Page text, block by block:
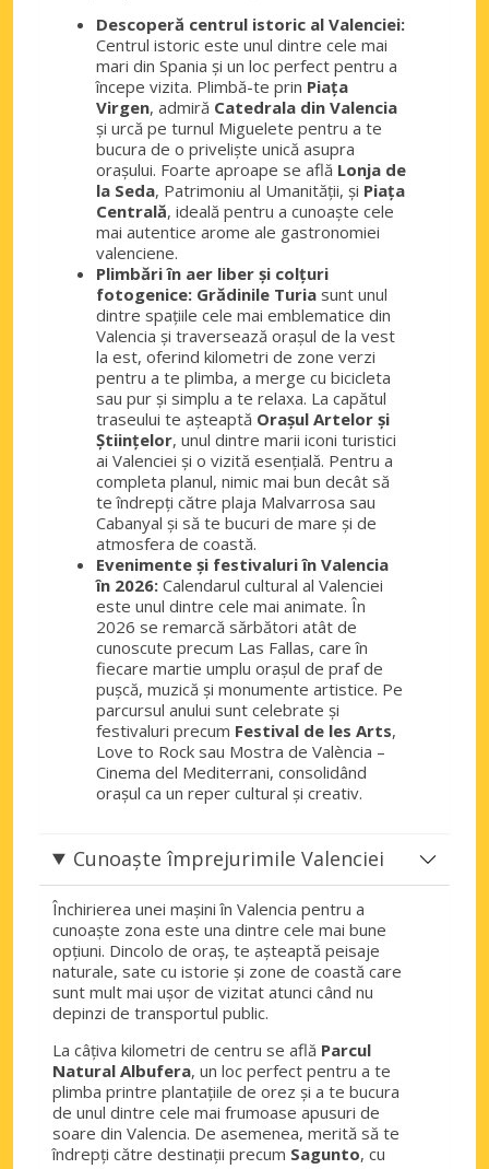
Descoperă centrul istoric al Valenciei:
Centrul istoric este unul dintre cele mai
mari din Spania și un loc perfect pentru a
începe vizita. Plimbă-te prin Piața
Virgen, admiră Catedrala din Valencia
și urcă pe turnul Miguelete pentru a te
bucura de o priveliște unică asupra
orașului. Foarte aproape se află Lonja de
la Seda, Patrimoniu al Umanității, și Piața
Centrală, ideală pentru a cunoaște cele
mai autentice arome ale gastronomiei
valenciene.
Plimbări în aer liber și colțuri
fotogenice: Grădinile Turia sunt unul
dintre spațiile cele mai emblematice din
Valencia și traversează orașul de la vest
la est, oferind kilometri de zone verzi
pentru a te plimba, a merge cu bicicleta
sau pur și simplu a te relaxa. La capătul
traseului te așteaptă Orașul Artelor și
Științelor, unul dintre marii iconi turistici
ai Valenciei și o vizită esențială. Pentru a
completa planul, nimic mai bun decât să
te îndrepți către plaja Malvarrosa sau
Cabanyal și să te bucuri de mare și de
atmosfera de coastă.
Evenimente și festivaluri în Valencia
în 2026: Calendarul cultural al Valenciei
este unul dintre cele mai animate. În
2026 se remarcă sărbători atât de
cunoscute precum Las Fallas, care în
fiecare martie umplu orașul de praf de
pușcă, muzică și monumente artistice. Pe
parcursul anului sunt celebrate și
festivaluri precum Festival de les Arts,
Love to Rock sau Mostra de València –
Cinema del Mediterrani, consolidând
orașul ca un reper cultural și creativ.
Cunoaște împrejurimile Valenciei
Închirierea unei mașini în Valencia pentru a
cunoaște zona este una dintre cele mai bune
opțiuni. Dincolo de oraș, te așteaptă peisaje
naturale, sate cu istorie și zone de coastă care
sunt mult mai ușor de vizitat atunci când nu
depinzi de transportul public.
La câțiva kilometri de centru se află Parcul
Natural Albufera, un loc perfect pentru a te
plimba printre plantațiile de orez și a te bucura
de unul dintre cele mai frumoase apusuri de
soare din Valencia. De asemenea, merită să te
îndrepți către destinații precum Sagunto, cu